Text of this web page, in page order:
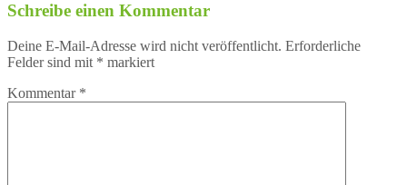
Schreibe einen Kommentar
Deine E-Mail-Adresse wird nicht veröffentlicht. Erforderliche
Felder sind mit * markiert
Kommentar *